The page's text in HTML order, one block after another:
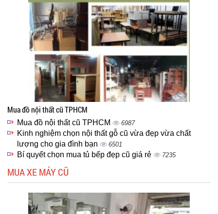
Mua đồ nội thất cũ TPHCM
Mua đồ nội thất cũ TPHCM 6987
Kinh nghiệm chọn nội thất gỗ cũ vừa đẹp vừa chất
lượng cho gia đình bạn
6501
Bí quyết chọn mua tủ bếp đẹp cũ giá rẻ 7235
MUA XE MÁY CŨ